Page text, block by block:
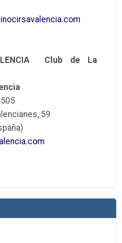
Club de La
59